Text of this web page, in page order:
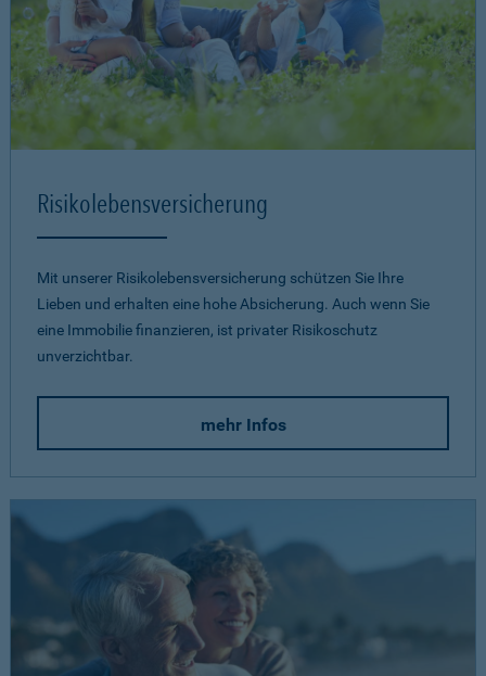
Risikolebensversicherung
Mit unserer Risikolebensversicherung schützen Sie Ihre
Lieben und erhalten eine hohe Absicherung. Auch wenn Sie
eine Immobilie finanzieren, ist privater Risikoschutz
unverzichtbar.
mehr Infos